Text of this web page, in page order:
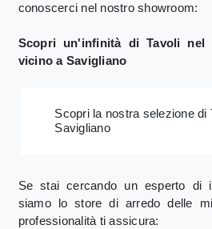
conoscerci nel nostro showroom:
Scopri un'infinità di Tavoli nel
vicino a Savigliano
Scopri la nostra selezione di
Savigliano
Se stai cercando un esperto di
siamo lo store di arredo delle
professionalità ti assicura: